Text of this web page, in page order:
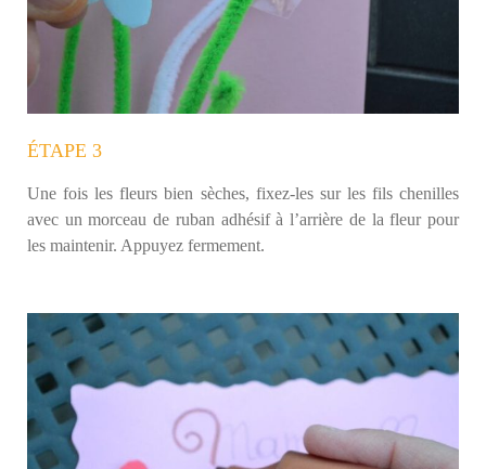
ÉTAPE 3
Une fois les fleurs bien sèches, fixez-les sur les fils chenilles
avec un morceau de ruban adhésif à l’arrière de la fleur pour
les maintenir. Appuyez fermement.